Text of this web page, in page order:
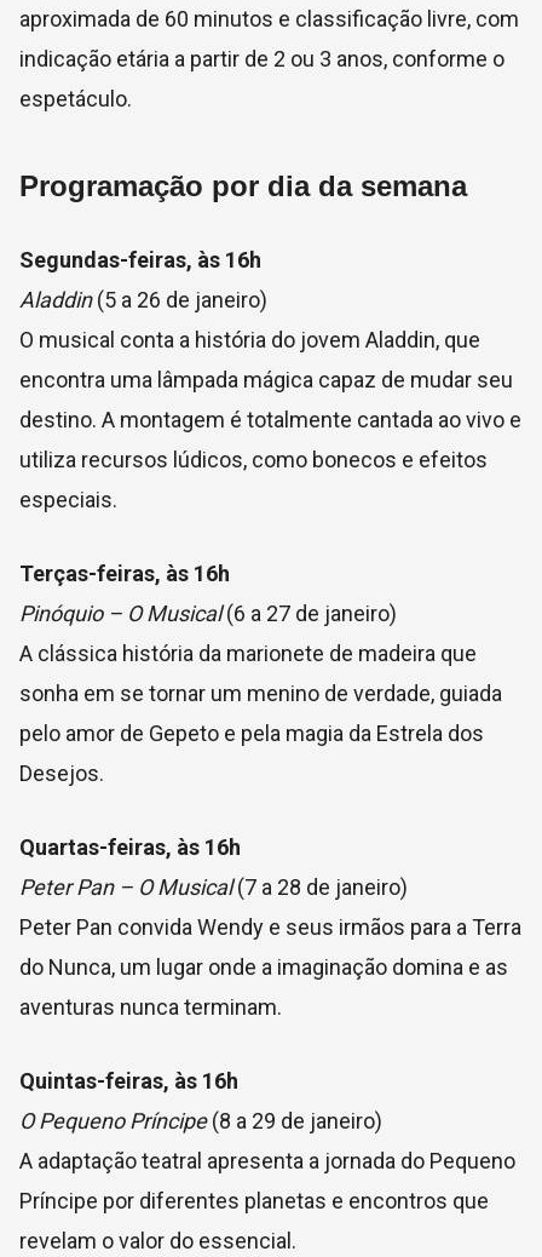
aproximada de 60 minutos e classificação livre, com
indicação etária a partir de 2 ou 3 anos, conforme o
espetáculo.
Programação por dia da semana
Segundas-feiras, às 16h
Aladdin(5 a 26 de janeiro)
O musical conta a história do jovem Aladdin, que
encontra uma lâmpada mágica capaz de mudar seu
destino. A montagem é totalmente cantada ao vivo e
utiliza recursos lúdicos, como bonecos e efeitos
especiais.
Terças-feiras, às 16h
Pinóquio – O Musical(6 a 27 de janeiro)
A clássica história da marionete de madeira que
sonha em se tornar um menino de verdade, guiada
pelo amor de Gepeto e pela magia da Estrela dos
Desejos.
Quartas-feiras, às 16h
Peter Pan – O Musical(7 a 28 de janeiro)
Peter Pan convida Wendy e seus irmãos para a Terra
do Nunca, um lugar onde a imaginação domina e as
aventuras nunca terminam.
Quintas-feiras, às 16h
O Pequeno Príncipe(8 a 29 de janeiro)
A adaptação teatral apresenta a jornada do Pequeno
Príncipe por diferentes planetas e encontros que
revelam o valor do essencial.